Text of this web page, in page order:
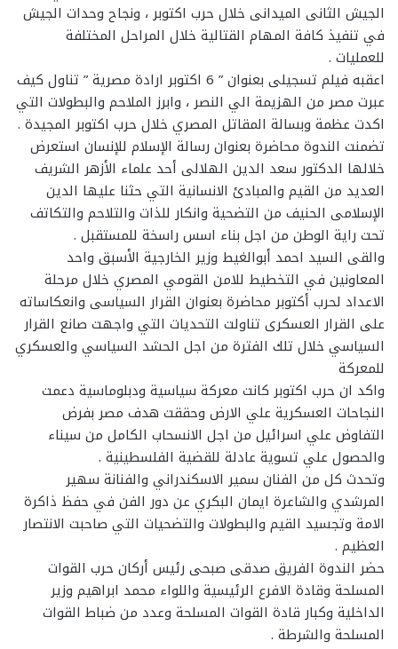
الجيش الثانى الميدانى خلال حرب اكتوبر ، ونجاح وحدات الجيش
في تنفيذ كافة المهام القتالية خلال المراحل المختلفة
للعمليات .
اعقبه فيلم تسجيلى بعنوان ” 6 اكتوبر ارادة مصرية ” تناول كيف
عبرت مصر من الهزيمة الي النصر ، وابرز الملاحم والبطولات التي
اكدت عظمة وبسالة المقاتل المصري خلال حرب اكتوبر المجيدة .
تضمنت الندوة محاضرة بعنوان رسالة الإسلام للإنسان استعرض
خلالها الدكتور سعد الدين الهلالى أحد علماء الأزهر الشريف
العديد من القيم والمبادئ الانسانية التي حثنا عليها الدين
الإسلامى الحنيف من التضحية وانكار للذات والتلاحم والتكاتف
تحت راية الوطن من اجل بناء اسس راسخة للمستقبل .
والقى السيد احمد أبوالغيط وزير الخارجية الأسبق واحد
المعاونين في التخطيط للامن القومي المصري خلال مرحلة
الاعداد لحرب أكتوبر محاضرة بعنوان القرار السياسى وانعكاساته
على القرار العسكرى تناولت التحديات التي واجهت صانع القرار
السياسي خلال تلك الفترة من اجل الحشد السياسي والعسكري
للمعركة
واكد ان حرب اكتوبر كانت معركة سياسية ودبلوماسية دعمت
النجاحات العسكرية علي الارض وحققت هدف مصر بفرض
التفاوض علي اسرائيل من اجل الانسحاب الكامل من سيناء
والحصول علي تسوية عادلة للقضية الفلسطينية .
وتحدث كل من الفنان سمير الاسكندراني والفنانة سهير
المرشدي والشاعرة ايمان البكري عن دور الفن في حفظ ذاكرة
الامة وتجسيد القيم والبطولات والتضحيات التي صاحبت الانتصار
العظيم .
حضر الندوة الفريق صدقى صبحى رئيس أركان حرب القوات
المسلحة وقادة الافرع الرئيسية واللواء محمد ابراهيم وزير
الداخلية وكبار قادة القوات المسلحة وعدد من ضباط القوات
المسلحة والشرطة .